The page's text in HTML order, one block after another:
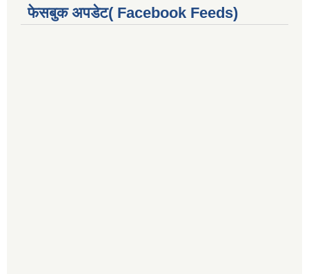
फेसबुक अपडेट( Facebook Feeds)